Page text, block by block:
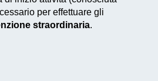
per effettuare gli
straordinaria.